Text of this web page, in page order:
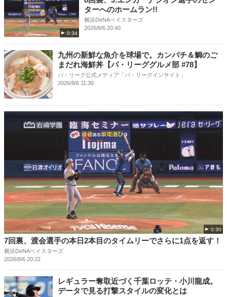
0:34
ターへのホームラン!!
横浜DeNAベイスターズ
2026/8/6 20:40
九州の新鮮な魚介を球場で。カンパチ＆鯛のご
まだれ海鮮丼【パ・リーググルメ部 #78】
パ・リーグ公式メディア「パ・リーグインサイト」
2026/8/6 11:30
0:30
7回裏、渡会選手の本日2本目のタイムリーでさらに1点を返す！
横浜DeNAベイスターズ
2026/8/6 20:22
レギュラー奪取近づく千葉ロッテ・小川龍成。
データで見る打撃スタイルの変化とは